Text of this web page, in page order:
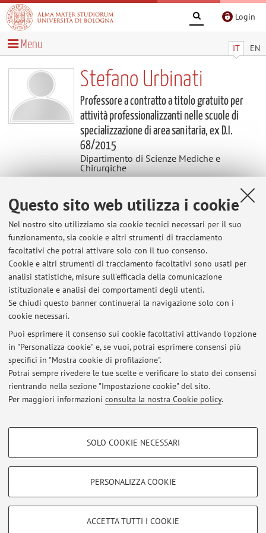
Questo sito web utilizza i cookie
Nel nostro sito utilizziamo sia cookie tecnici necessari per il suo
funzionamento, sia cookie e altri strumenti di tracciamento
facoltativi che potrai attivare solo con il tuo consenso.
Cookie e altri strumenti di tracciamento facoltativi sono usati per
analisi statistiche, misure sull'efficacia della comunicazione
istituzionale e analisi dei comportamenti degli utenti.
Se chiudi questo banner continuerai la navigazione solo con i
cookie necessari.
Puoi esprimere il consenso sui cookie facoltativi attivando l'opzione
in "Personalizza cookie" e, se vuoi, potrai esprimere consensi più
specifici in "Mostra cookie di profilazione".
Potrai sempre rivedere le tue scelte e verificare lo stato dei consensi
rientrando nella sezione "Impostazione cookie" del sito.
Per maggiori informazioni consulta la nostra Cookie policy.
COOKIE DI PROFILAZIONE - FACOLTATIVI
COOKIE TECNICI - NECESSARI
SOLO COOKIE NECESSARI
PERSONALIZZA COOKIE
ACCETTA TUTTI I COOKIE
Login
IT EN
Menu
Stefano Urbinati
Professore a contratto a titolo gratuito per
attività professionalizzanti nelle scuole di
specializzazione di area sanitaria, ex D.I.
68/2015
Dipartimento di Scienze Mediche e
Chirurgiche
Contatti
E-mail: stefano.urbinati5@unibo.it
Dipartimento di Scienze Mediche e Chirurgiche
Via Massarenti 9, Bologna -
Vai alla mappa
Ultimi avvisi
Al momento non sono presenti avvisi.
Area riservata
Accedi tramiteloginper gestire tutti i contenuti del sito.
Zamboni, 33 - 40126 Bologna - Partita IVA: 01131710376